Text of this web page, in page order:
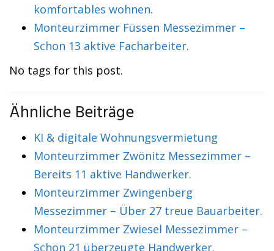
komfortables wohnen.
Monteurzimmer Füssen Messezimmer –
Schon 13 aktive Facharbeiter.
No tags for this post.
Ähnliche Beiträge
KI & digitale Wohnungsvermietung
Monteurzimmer Zwönitz Messezimmer –
Bereits 11 aktive Handwerker.
Monteurzimmer Zwingenberg
Messezimmer – Über 27 treue Bauarbeiter.
Monteurzimmer Zwiesel Messezimmer –
Schon 21 überzeugte Handwerker.